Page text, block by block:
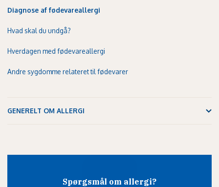
Diagnose af fødevareallergi
Hvad skal du undgå?
Hverdagen med fødevareallergi
Andre sygdomme relateret til fødevarer
GENERELT OM ALLERGI
Spørgsmål om allergi?